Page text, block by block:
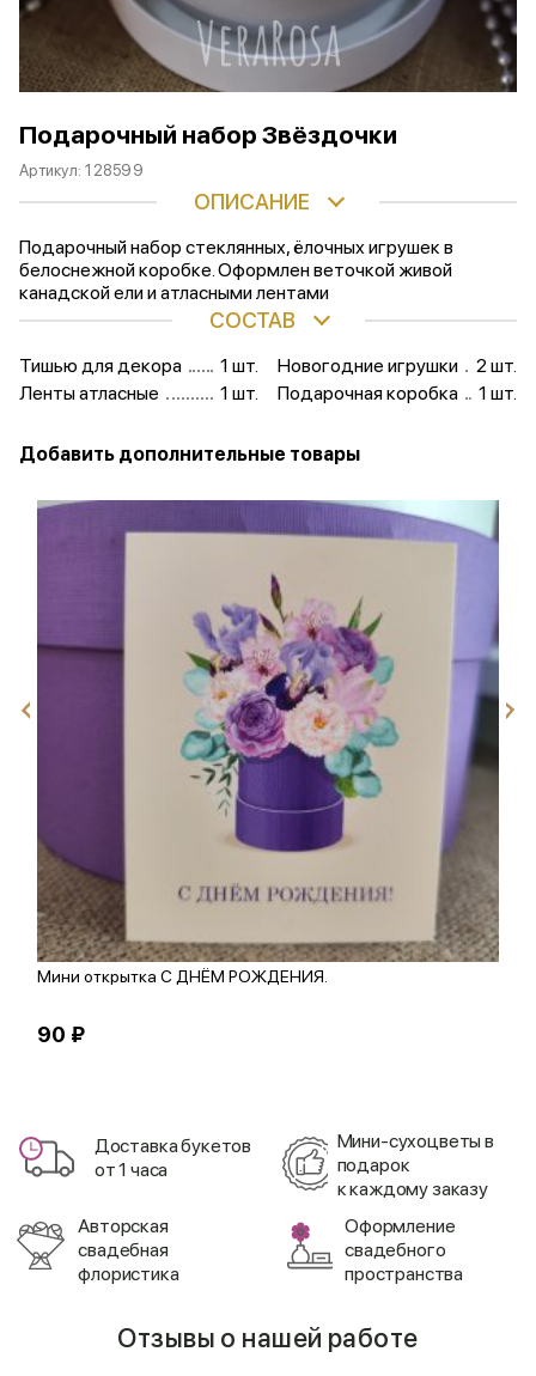
Подарочный набор Звёздочки
Артикул:128599
ОПИСАНИЕ
Подарочный набор стеклянных, ёлочных игрушек в
белоснежной коробке. Оформлен веточкой живой
канадской ели и атласными лентами
СОСТАВ
Тишью для декора
1 шт.
Ленты атласные
1 шт.
Новогодние игрушки
2 шт.
Подарочная коробка
1 шт.
Добавить дополнительные товары
Мини открытка С ДНЁМ РОЖДЕНИЯ.
90 ₽
Доставка букетов
от 1 часа
Мини-сухоцветы в
подарок
к каждому заказу
Авторская
свадебная
флористика
Оформление
свадебного
пространства
Отзывы о нашей работе